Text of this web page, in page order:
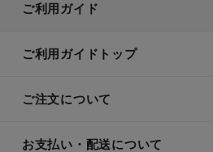
ご利用ガイド
ご利用ガイドトップ
ご注文について
お支払い・配送について